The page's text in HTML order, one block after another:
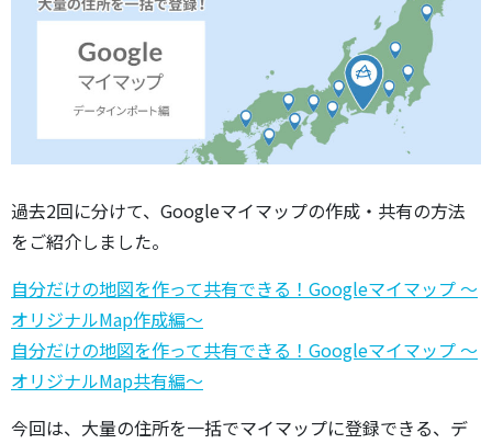
過去2回に分けて、Googleマイマップの作成・共有の方法
をご紹介しました。
自分だけの地図を作って共有できる！Googleマイマップ ～
オリジナルMap作成編～
自分だけの地図を作って共有できる！Googleマイマップ ～
オリジナルMap共有編～
今回は、大量の住所を一括でマイマップに登録できる、デ